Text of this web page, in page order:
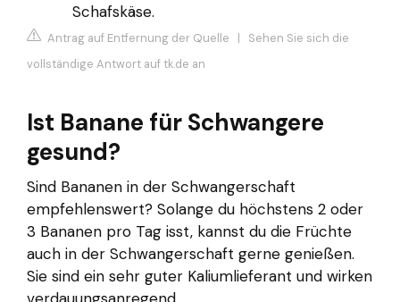
Schafskäse.
Antrag auf Entfernung der Quelle | Sehen Sie sich die
vollständige Antwort auf tk.de an
Ist Banane für Schwangere
gesund?
Sind Bananen in der Schwangerschaft
empfehlenswert? Solange du höchstens 2 oder
3 Bananen pro Tag isst, kannst du die Früchte
auch in der Schwangerschaft gerne genießen.
Sie sind ein sehr guter Kaliumlieferant und wirken